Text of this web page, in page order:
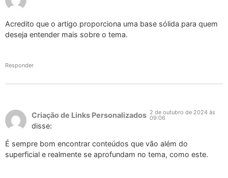
Acredito que o artigo proporciona uma base sólida para quem
deseja entender mais sobre o tema.
Responder
Criação de Links Personalizados
disse:
2 de outubro de 2024 às
09:06
É sempre bom encontrar conteúdos que vão além do
superficial e realmente se aprofundam no tema, como este.